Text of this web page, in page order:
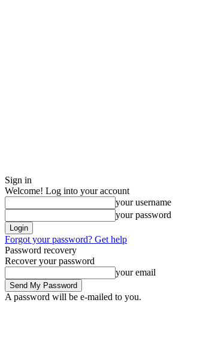
Sign in
Welcome! Log into your account
your username
your password
Forgot your password? Get help
Password recovery
Recover your password
your email
A password will be e-mailed to you.